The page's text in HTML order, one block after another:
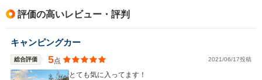
評価の高いレビュー・評判
キャンピングカー
総合評価 5点 2021/06/17投稿
とても気に入ってます！